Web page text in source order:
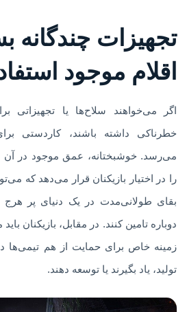
تجهیزات چندگانه
اقلام موجود
اگر می‌خواهند سلاح‌ها یا تجهیزاتی
خطرناکی داشته باشند، کاردستی
می‌رسد. خوشبختانه، عمق موجود در آن
را در اختیار بازیکنان قرار می‌دهد که
بقای طولانی‌مدت در یک دنیای پر هرج
دوباره تامین کنند. در مقابل، بازیکنان
زمینه خاص برای حمایت از هم تیمی‌ها
تولید، یاد بگیرند یا توسعه دهند.